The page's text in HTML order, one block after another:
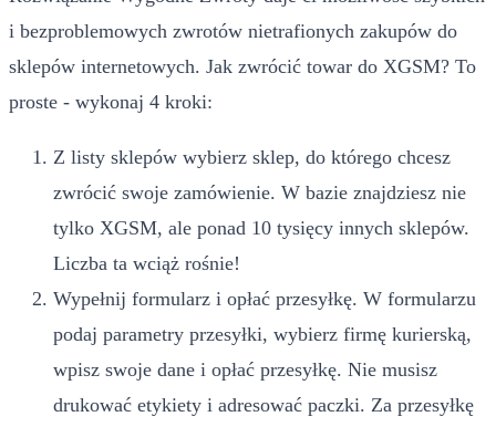
i bezproblemowych zwrotów nietrafionych zakupów do
sklepów internetowych. Jak zwrócić towar do XGSM? To
proste - wykonaj 4 kroki:
Z listy sklepów wybierz sklep, do którego chcesz
zwrócić swoje zamówienie. W bazie znajdziesz nie
tylko XGSM, ale ponad 10 tysięcy innych sklepów.
Liczba ta wciąż rośnie!
Wypełnij formularz i opłać przesyłkę. W formularzu
podaj parametry przesyłki, wybierz firmę kurierską,
wpisz swoje dane i opłać przesyłkę. Nie musisz
drukować etykiety i adresować paczki. Za przesyłkę